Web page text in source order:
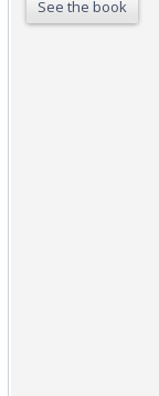
See the book